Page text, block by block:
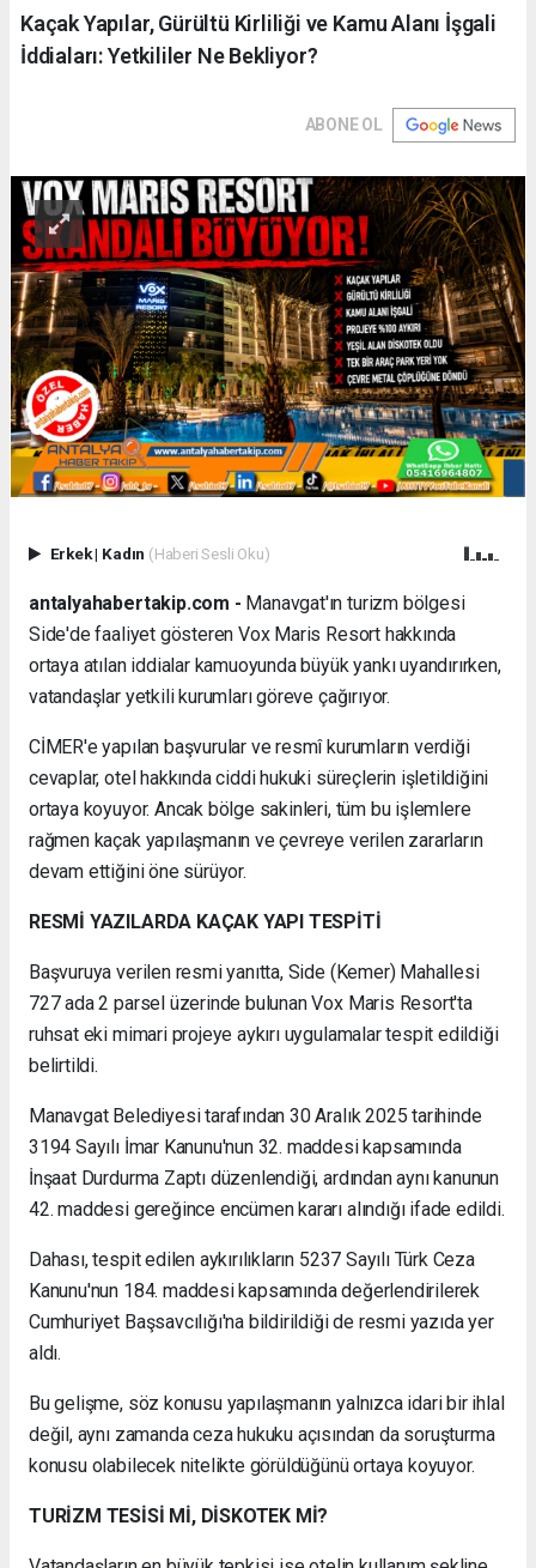
Kaçak Yapılar, Gürültü Kirliliği ve Kamu Alanı İşgali
İddiaları: Yetkililer Ne Bekliyor?
ABONE OL
Erkek| Kadın (Haberi Sesli Oku)
antalyahabertakip.com - Manavgat'ın turizm bölgesi
Side'de faaliyet gösteren Vox Maris Resort hakkında
ortaya atılan iddialar kamuoyunda büyük yankı uyandırırken,
vatandaşlar yetkili kurumları göreve çağırıyor.
CİMER'e yapılan başvurular ve resmî kurumların verdiği
cevaplar, otel hakkında ciddi hukuki süreçlerin işletildiğini
ortaya koyuyor. Ancak bölge sakinleri, tüm bu işlemlere
rağmen kaçak yapılaşmanın ve çevreye verilen zararların
devam ettiğini öne sürüyor.
RESMİ YAZILARDA KAÇAK YAPI TESPİTİ
Başvuruya verilen resmi yanıtta, Side (Kemer) Mahallesi
727 ada 2 parsel üzerinde bulunan Vox Maris Resort'ta
ruhsat eki mimari projeye aykırı uygulamalar tespit edildiği
belirtildi.
Manavgat Belediyesi tarafından 30 Aralık 2025 tarihinde
3194 Sayılı İmar Kanunu'nun 32. maddesi kapsamında
İnşaat Durdurma Zaptı düzenlendiği, ardından aynı kanunun
42. maddesi gereğince encümen kararı alındığı ifade edildi.
Dahası, tespit edilen aykırılıkların 5237 Sayılı Türk Ceza
Kanunu'nun 184. maddesi kapsamında değerlendirilerek
Cumhuriyet Başsavcılığı'na bildirildiği de resmi yazıda yer
aldı.
Bu gelişme, söz konusu yapılaşmanın yalnızca idari bir ihlal
değil, aynı zamanda ceza hukuku açısından da soruşturma
konusu olabilecek nitelikte görüldüğünü ortaya koyuyor.
TURİZM TESİSİ Mİ, DİSKOTEK Mİ?